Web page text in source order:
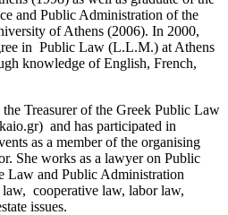
and Public Administration of the
of Athens (2006). In 2000,
in Public Law (L.L.M.) at Athens
knowledge of English, French,
Treasurer of the Greek Public Law
and has participated in
as a member of the organising
She works as a lawyer on Public
and Public Administration
cooperative law, labor law,
issues.